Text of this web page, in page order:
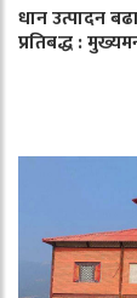
धान उत्पादन
प्रतिबद्ध :